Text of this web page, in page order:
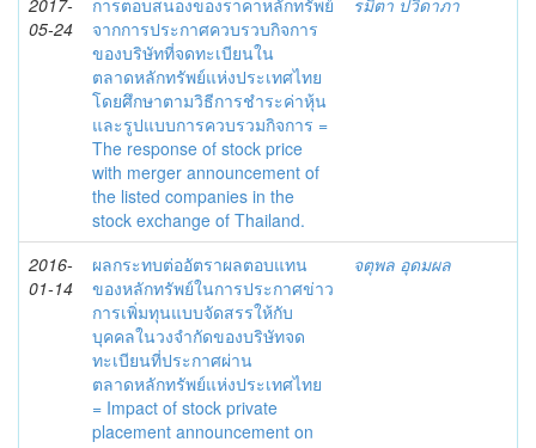
2017-
05-24
การตอบสนองของราคาหลักทรัพย์
จากการประกาศควบรวบกิจการ
ของบริษัทที่จดทะเบียนใน
ตลาดหลักทรัพย์แห่งประเทศไทย
โดยศึกษาตามวิธีการชำระค่าหุ้น
และรูปแบบการควบรวมกิจการ =
The response of stock price
with merger announcement of
the listed companies in the
stock exchange of Thailand.
รมิตา ปวิดาภา
2016-
01-14
ผลกระทบต่ออัตราผลตอบแทน
ของหลักทรัพย์ในการประกาศข่าว
การเพิ่มทุนแบบจัดสรรให้กับ
บุคคลในวงจำกัดของบริษัทจด
ทะเบียนที่ประกาศผ่าน
ตลาดหลักทรัพย์แห่งประเทศไทย
= Impact of stock private
placement announcement on
จตุพล อุดมผล